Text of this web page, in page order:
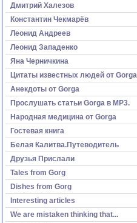
Дмитрий Халезов
Константин Чекмарёв
Леонид Андреев
Леонид Западенко
Яна Черничкина
Цитаты известных людей от Gorga
Анекдоты от Gorga
Прослушать статьи Gorga в МР3.
Народная медицина от Gorga
Гостевая книга
Белая Калитва.Путеводитель
Друзья Прислали
Tales from Gorg
Dishes from Gorg
Interesting articles
We are mistaken thinking that...